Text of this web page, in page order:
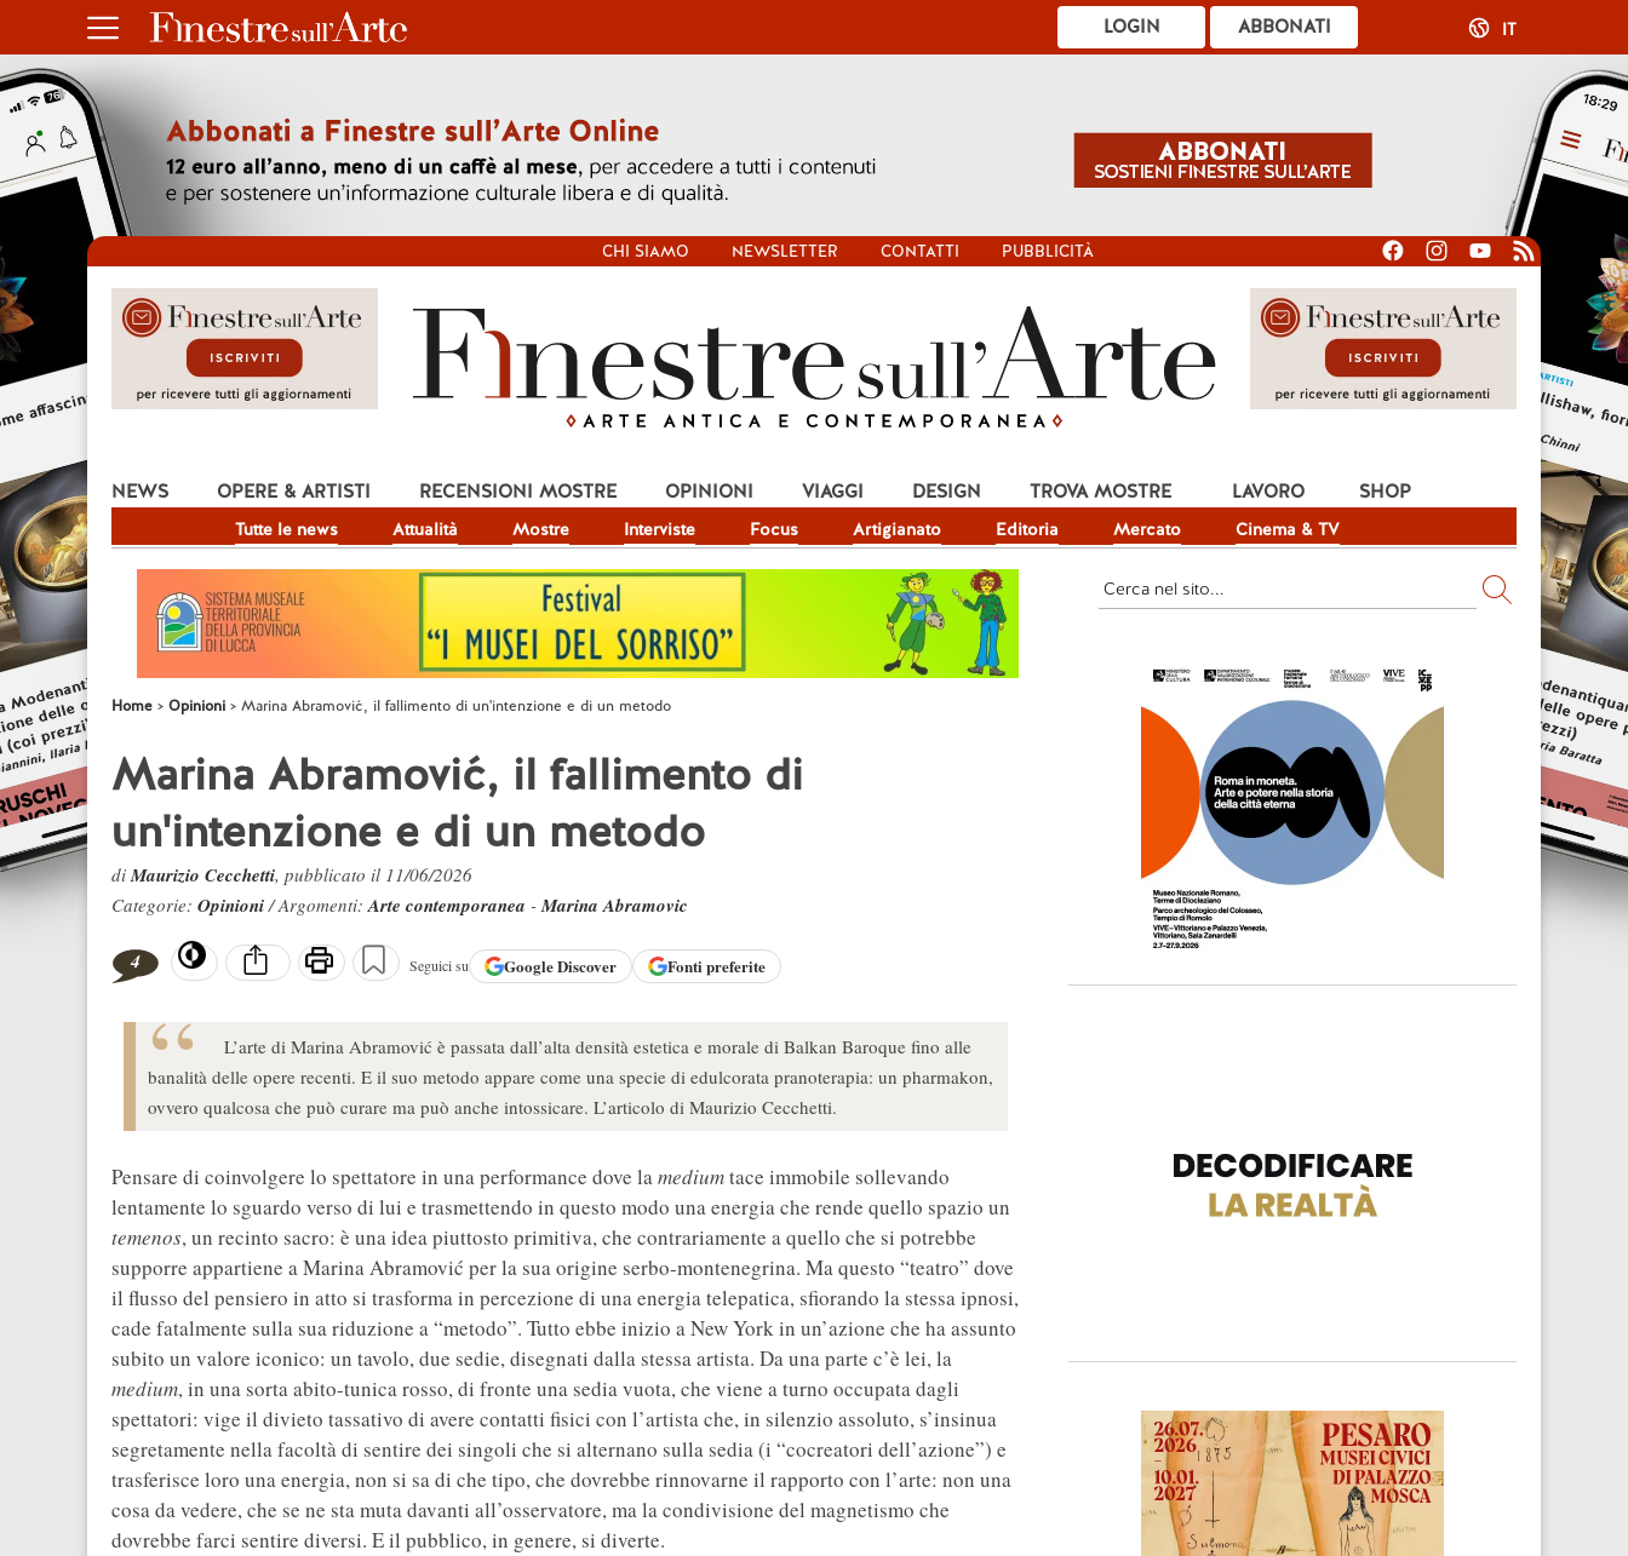
ABBONATI
LOGIN IT
CHI SIAMO NEWSLETTER CONTATTI PUBBLICITÀ
NEWS
Tutte le news Attualità Mostre Interviste Focus Artigianato Editoria Mercato Cinema & TV
OPERE & ARTISTI RECENSIONI MOSTRE OPINIONI VIAGGI DESIGN TROVA MOSTRE LAVORO SHOP
Home Opinioni Marina Abramović, il fallimento di un'intenzione e di un metodo
Marina Abramović, il fallimento di
un'intenzione e di un metodo
diMaurizio Cecchetti, pubblicato il 11/06/2026
Categorie: Opinioni/ Argomenti:Arte contemporanea -Marina Abramovic
4 Seguici su GoogleDiscover Fonti preferite
L’arte di Marina Abramović è passata dall’alta densità estetica e morale di Balkan Baroque fino alle
banalità delle opere recenti. E il suo metodo appare come una specie di edulcorata pranoterapia: un pharmakon,
ovvero qualcosa che può curare ma può anche intossicare. L’articolo di Maurizio Cecchetti.
Pensare di coinvolgere lo spettatore in una performance dove lamediumtace immobile sollevando
lentamente lo sguardo verso di lui e trasmettendo in questo modo una energia che rende quello spazio un
temenos, un recinto sacro: è una idea piuttosto primitiva, che contrariamente a quello che si potrebbe
supporre appartiene a Marina Abramović per la sua origine serbo-montenegrina. Ma questo “teatro” dove
il flusso del pensiero in atto si trasforma in percezione di una energia telepatica, sfiorando la stessa ipnosi,
cade fatalmente sulla sua riduzione a “metodo”. Tutto ebbe inizio a New York in un’azione che ha assunto
subito un valore iconico: un tavolo, due sedie, disegnati dalla stessa artista. Da una parte c’è lei, la
medium, in una sorta abito-tunica rosso, di fronte una sedia vuota, che viene a turno occupata dagli
spettatori: vige il divieto tassativo di avere contatti fisici con l’artista che, in silenzio assoluto, s’insinua
segretamente nella facoltà di sentire dei singoli che si alternano sulla sedia (i “cocreatori dell’azione”) e
trasferisce loro una energia, non si sa di che tipo, che dovrebbe rinnovarne il rapporto con l’arte: non una
cosa da vedere, che se ne sta muta davanti all’osservatore, ma la condivisione del magnetismo che
dovrebbe farci sentire diversi. E il pubblico, in genere, si diverte.